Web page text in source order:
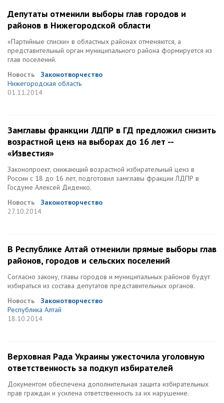
Депутаты отменили выборы глав городов и
районов в Нижегородской области
«Партийные списки» в областных районах отменяются, а
представительный орган муниципального района формируется из
глав поселений.
Новость
Законотворчество
Нижегородская область
01.11.2014
Замглавы франкции ЛДПР в ГД предложил снизить
возрастной ценз на выборах до 16 лет --
«Известия»
Законопроект, снижающий возрастной избирательный ценз в
России с 18 до 16 лет, подготовил замглавы фракции ЛДПР в
Госдуме Алексей Диденко.
Новость
Законотворчество
27.10.2014
В Республике Алтай отменили прямые выборы глав
районов, городов и сельских поселений
Согласно закону, главы городов и муниципальных районов будут
избираться из состава депутатов представительных органов.
Новость
Законотворчество
Республика Алтай
18.10.2014
Верховная Рада Украины ужесточила уголовную
ответственность за подкуп избирателей
Документом обеспечена дополнительная защита избирательных
прав граждан и усилена ответственность за их нарушение.